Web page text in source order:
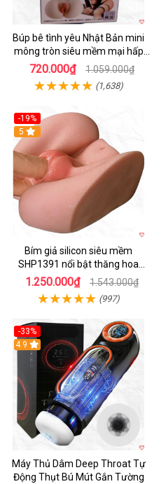
Búp bê tình yêu Nhật Bản mini
mông tròn siêu mềm mại hấp
dẫn
720.000₫ 1.059.000₫
(1,638)
-19%
Hot
5
Bím giả silicon siêu mềm
SHP1391 nổi bật thăng hoa
hoàn hảo
1.250.000₫ 1.543.000₫
(997)
-33%
Hot
4.9
Máy Thủ Dâm Deep Throat Tự
Động Thụt Bú Mút Gắn Tường